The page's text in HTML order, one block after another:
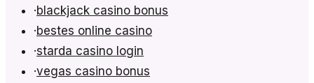
·blackjack casino bonus
·bestes online casino
·starda casino login
·vegas casino bonus